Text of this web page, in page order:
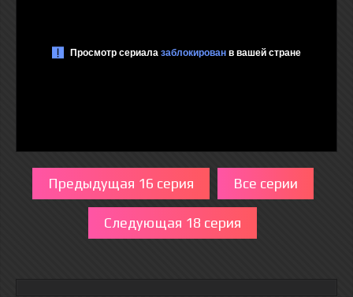
Предыдущая 16 серия Все серии
Следующая 18 серия